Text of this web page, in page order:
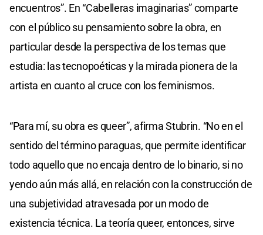
encuentros”. En “Cabelleras imaginarias” comparte
con el público su pensamiento sobre la obra, en
particular desde la perspectiva de los temas que
estudia: las tecnopoéticas y la mirada pionera de la
artista en cuanto al cruce con los feminismos.
“Para mí, su obra es queer”, afirma Stubrin. “No en el
sentido del término paraguas, que permite identificar
todo aquello que no encaja dentro de lo binario, si no
yendo aún más allá, en relación con la construcción de
una subjetividad atravesada por un modo de
existencia técnica. La teoría queer, entonces, sirve